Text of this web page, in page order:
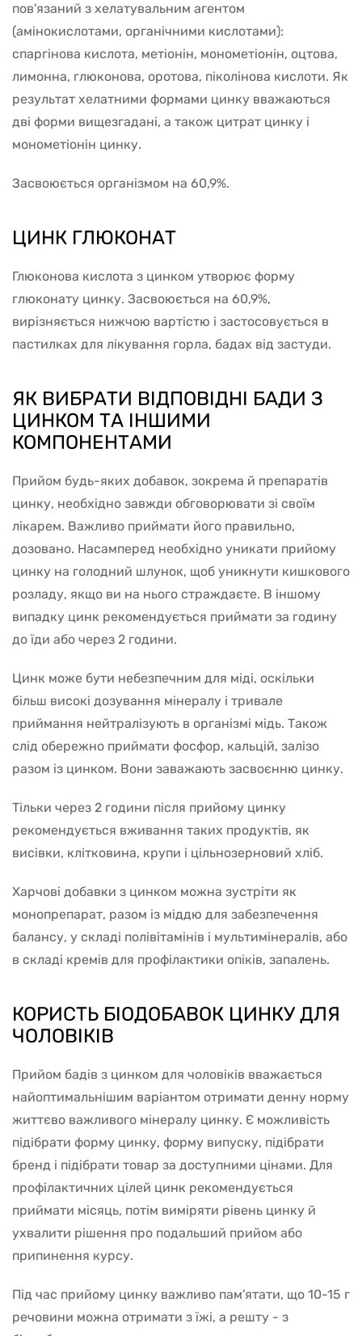
пов'язаний з хелатувальним агентом
(амінокислотами, органічними кислотами):
спаргінова кислота, метіонін, монометіонін, оцтова,
лимонна, глюконова, оротова, піколінова кислоти. Як
результат хелатними формами цинку вважаються
дві форми вищезгадані, а також цитрат цинку і
монометіонін цинку.
Засвоюється організмом на 60,9%.
ЦИНК ГЛЮКОНАТ
Глюконова кислота з цинком утворює форму
глюконату цинку. Засвоюється на 60,9%,
вирізняється нижчою вартістю і застосовується в
пастилках для лікування горла, бадах від застуди.
ЯК ВИБРАТИ ВІДПОВІДНІ БАДИ З
ЦИНКОМ ТА ІНШИМИ
КОМПОНЕНТАМИ
Прийом будь-яких добавок, зокрема й препаратів
цинку, необхідно завжди обговорювати зі своїм
лікарем. Важливо приймати його правильно,
дозовано. Насамперед необхідно уникати прийому
цинку на голодний шлунок, щоб уникнути кишкового
розладу, якщо ви на нього страждаєте. В іншому
випадку цинк рекомендується приймати за годину
до їди або через 2 години.
Цинк може бути небезпечним для міді, оскільки
більш високі дозування мінералу і тривале
приймання нейтралізують в організмі мідь. Також
слід обережно приймати фосфор, кальцій, залізо
разом із цинком. Вони заважають засвоєнню цинку.
Тільки через 2 години після прийому цинку
рекомендується вживання таких продуктів, як
висівки, клітковина, крупи і цільнозерновий хліб.
Харчові добавки з цинком можна зустріти як
монопрепарат, разом із міддю для забезпечення
балансу, у складі полівітамінів і мультимінералів, або
в складі кремів для профілактики опіків, запалень.
КОРИСТЬ БІОДОБАВОК ЦИНКУ ДЛЯ
ЧОЛОВІКІВ
Прийом бадів з цинком для чоловіків вважається
найоптимальнішим варіантом отримати денну норму
життєво важливого мінералу цинку. Є можливість
підібрати форму цинку, форму випуску, підібрати
бренд і підібрати товар за доступними цінами. Для
профілактичних цілей цинк рекомендується
приймати місяць, потім виміряти рівень цинку й
ухвалити рішення про подальший прийом або
припинення курсу.
Під час прийому цинку важливо пам'ятати, що 10-15 г
речовини можна отримати з їжі, а решту - з